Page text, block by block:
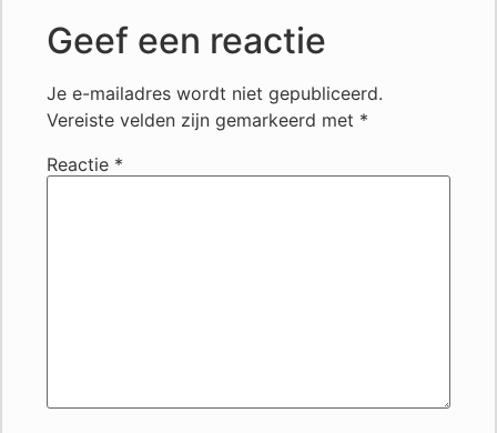
Geef een reactie
Je e-mailadres wordt niet gepubliceerd.
Vereiste velden zijn gemarkeerd met *
Reactie *